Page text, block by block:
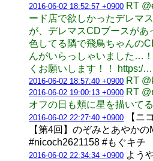
2016-06-02 18:52:57 +0900 RT
ード店で欲しかったデレマ
が、デレマスCDブースがあ
色してる隣で飛鳥ちゃんの
んがいらっしゃいました…
くお願いします！！ https:/…
2016-06-02 18:57:40 +0900 RT
2016-06-02 19:00:13 +0900 RT
オフの日も頬に星を描いて
2016-06-02 22:27:40 +0900 【ニ
【第4回】のぞみとあやか
#nicoch2621158 #もぐキチ
2016-06-02 22:34:34 +0900 よう